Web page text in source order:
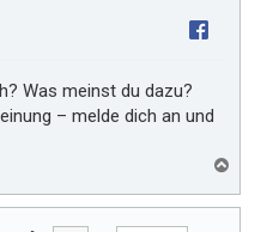
Was meinst du dazu?
– melde dich an und
c